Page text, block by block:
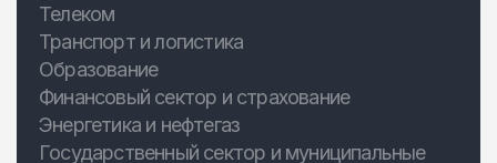
Телеком
Транспорт и логистика
Образование
Финансовый сектор и страхование
Энергетика и нефтегаз
Государственный сектор и муниципальные